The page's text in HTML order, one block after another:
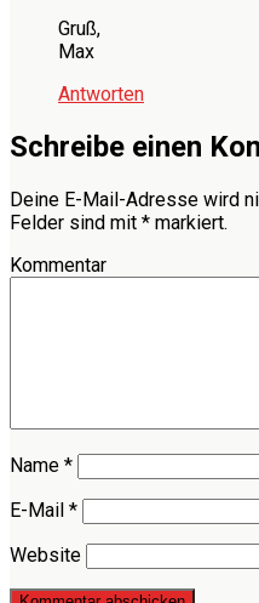
Gruß,
Max
Antworten
Schreibe einen
Deine E-Mail-Adresse wird
Felder sind mit * markiert.
Kommentar
Name *
E-Mail *
Website